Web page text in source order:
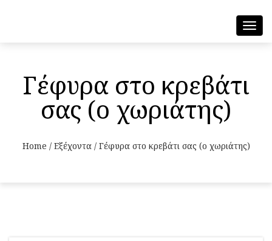
Γέφυρα στο κρεβάτι
σας (ο χωριάτης)
Home / Εξέχοντα / Γέφυρα στο κρεβάτι σας (ο χωριάτης)